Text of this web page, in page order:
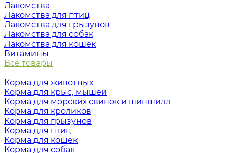
Лакомства
Лакомства для птиц
Лакомства для грызунов
Лакомства для собак
Лакомства для кошек
Витамины
Все товары
Корма для животных
Корма для крыс, мышей
Корма для морских свинок и шиншилл
Корма для кроликов
Корма для грызунов
Корма для птиц
Корма для кошек
Корма для собак